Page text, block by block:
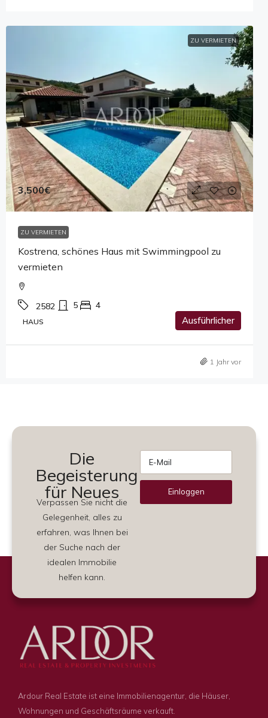
ZU VERMIETEN
3,500€
ZU VERMIETEN
Kostrena, schönes Haus mit Swimmingpool zu
vermieten
2582 5 4
HAUS Ausführlicher
1 Jahr vor
Die
Begeisterung
für Neues
Verpassen Sie nicht die
Gelegenheit, alles zu
erfahren, was Ihnen bei
der Suche nach der
idealen Immobilie
helfen kann.
Einloggen
Ardour Real Estate ist eine Immobilienagentur, die Häuser,
Wohnungen und Geschäftsräume verkauft.